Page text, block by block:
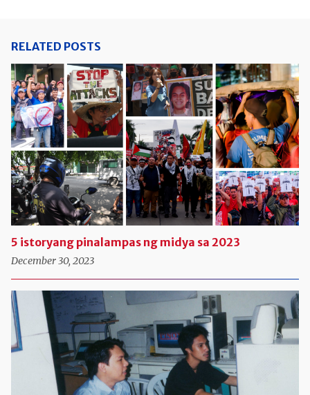
RELATED POSTS
5 istoryang pinalampas ng midya sa 2023
December 30, 2023